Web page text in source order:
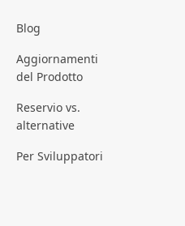
Blog
Aggiornamenti
del Prodotto
Reservio vs.
alternative
Per Sviluppatori